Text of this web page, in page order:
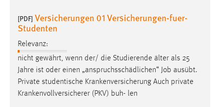
[PDF] Versicherungen 01 Versicherungen-fuer-
Studenten
Relevanz:
nicht gewährt, wenn der/ die Studierende älter als 25
Jahre ist oder einen „anspruchsschädlichen“ Job ausübt.
Private studentische Krankenversicherung Auch private
Krankenvollversicherer (PKV) buh- len
Google Ads
Name:
_gcl_au
Anbieter: